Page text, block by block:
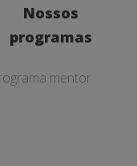
Nossos
programas
mentor